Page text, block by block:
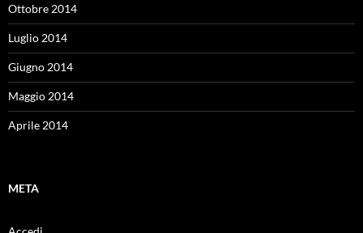
Ottobre 2014
Luglio 2014
Giugno 2014
Maggio 2014
Aprile 2014
META